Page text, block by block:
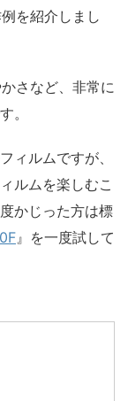
を紹介しまし
さなど、非常に
。
ィルムですが、
ルムを楽しむこ
かじった方は標
』を一度試して